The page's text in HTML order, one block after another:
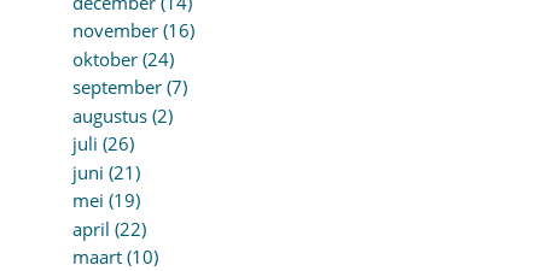
november (16)
oktober (24)
september (7)
augustus (2)
juli (26)
juni (21)
mei (19)
april (22)
maart (10)